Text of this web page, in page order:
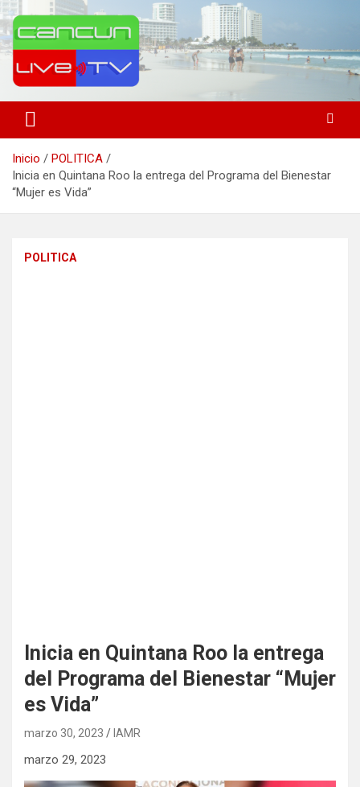
Saltar
al
contenido
Cancún Live Tv
Inicio
POLITICA
Inicia en Quintana Roo la entrega del Programa del Bienestar
“Mujer es Vida”
POLITICA
Inicia en Quintana Roo la entrega
del Programa del Bienestar “Mujer
es Vida”
marzo 30, 2023 IAMR
marzo 29, 2023